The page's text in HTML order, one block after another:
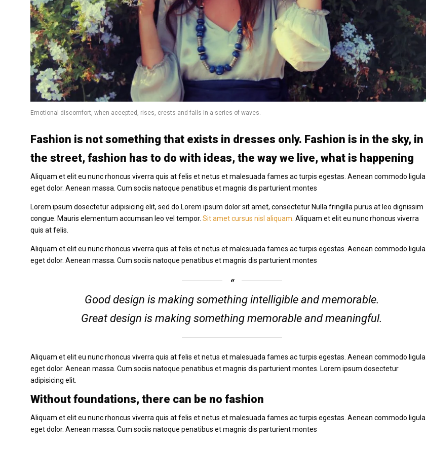
Emotional discomfort, when accepted, rises, crests and falls in a series of waves.
Fashion is not something that exists in dresses only. Fashion is in the sky, in
the street, fashion has to do with ideas, the way we live, what is happening
Aliquam et elit eu nunc rhoncus viverra quis at felis et netus et malesuada fames ac turpis egestas. Aenean commodo ligula
eget dolor. Aenean massa. Cum sociis natoque penatibus et magnis dis parturient montes
Lorem ipsum dosectetur adipisicing elit, sed do.Lorem ipsum dolor sit amet, consectetur Nulla fringilla purus at leo dignissim
congue. Mauris elementum accumsan leo vel tempor. Sit amet cursus nisl aliquam. Aliquam et elit eu nunc rhoncus viverra
quis at felis.
Aliquam et elit eu nunc rhoncus viverra quis at felis et netus et malesuada fames ac turpis egestas. Aenean commodo ligula
eget dolor. Aenean massa. Cum sociis natoque penatibus et magnis dis parturient montes
Good design is making something intelligible and memorable.
Great design is making something memorable and meaningful.
Aliquam et elit eu nunc rhoncus viverra quis at felis et netus et malesuada fames ac turpis egestas. Aenean commodo ligula
eget dolor. Aenean massa. Cum sociis natoque penatibus et magnis dis parturient montes. Lorem ipsum dosectetur
adipisicing elit.
Without foundations, there can be no fashion
Aliquam et elit eu nunc rhoncus viverra quis at felis et netus et malesuada fames ac turpis egestas. Aenean commodo ligula
eget dolor. Aenean massa. Cum sociis natoque penatibus et magnis dis parturient montes